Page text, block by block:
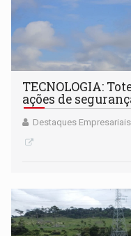
TECNOLOGIA:
ações de
Destaques Empresariais